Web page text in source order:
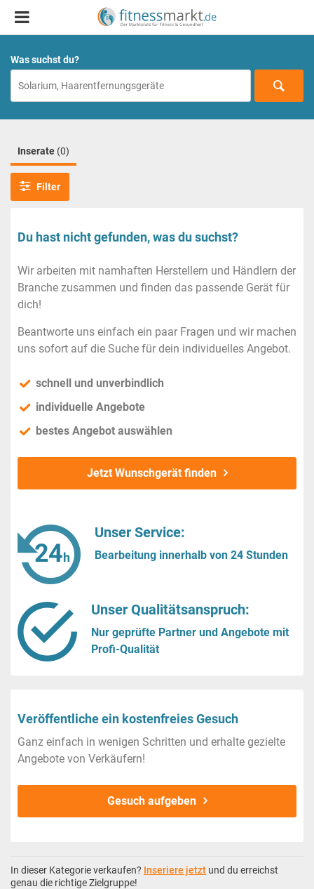
Was suchst du?
Inserate (0)
Filter
Du hast nicht gefunden, was du suchst?
Wir arbeiten mit namhaften Herstellern und Händlern der
Branche zusammen und finden das passende Gerät für
dich!
Beantworte uns einfach ein paar Fragen und wir machen
uns sofort auf die Suche für dein individuelles Angebot.
schnell und unverbindlich
individuelle Angebote
bestes Angebot auswählen
Jetzt Wunschgerät finden
Unser Service:
Bearbeitung innerhalb von 24 Stunden
Unser Qualitätsanspruch:
Nur geprüfte Partner und Angebote mit
Profi-Qualität
Veröffentliche ein kostenfreies Gesuch
Ganz einfach in wenigen Schritten und erhalte gezielte
Angebote von Verkäufern!
Gesuch aufgeben
In dieser Kategorie verkaufen? Inseriere jetzt und du erreichst
genau die richtige Zielgruppe!